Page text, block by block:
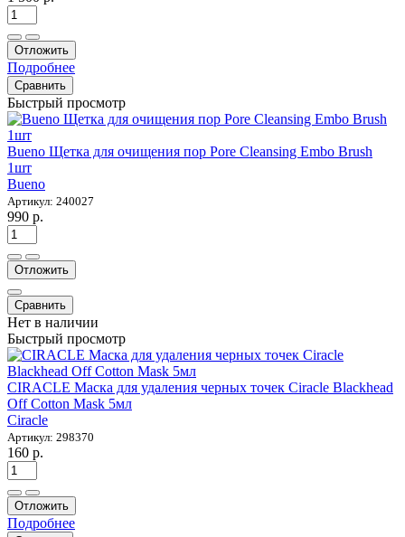
Отложить
Подробнее
Сравнить
Быстрый просмотр
Bueno Щетка для очищения пор Pore Cleansing Embo Brush
1шт
Bueno
Артикул: 240027
990 р.
Отложить
Сравнить
Нет в наличии
Быстрый просмотр
CIRACLE Маска для удаления черных точек Ciracle Blackhead
Off Cotton Mask 5мл
Ciracle
Артикул: 298370
160 р.
Отложить
Подробнее